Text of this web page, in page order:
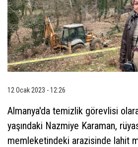
12 Ocak 2023 - 12:26
Almanya'da temizlik görevlisi
yaşındaki Nazmiye Karaman,
memleketindeki arazisinde lahit